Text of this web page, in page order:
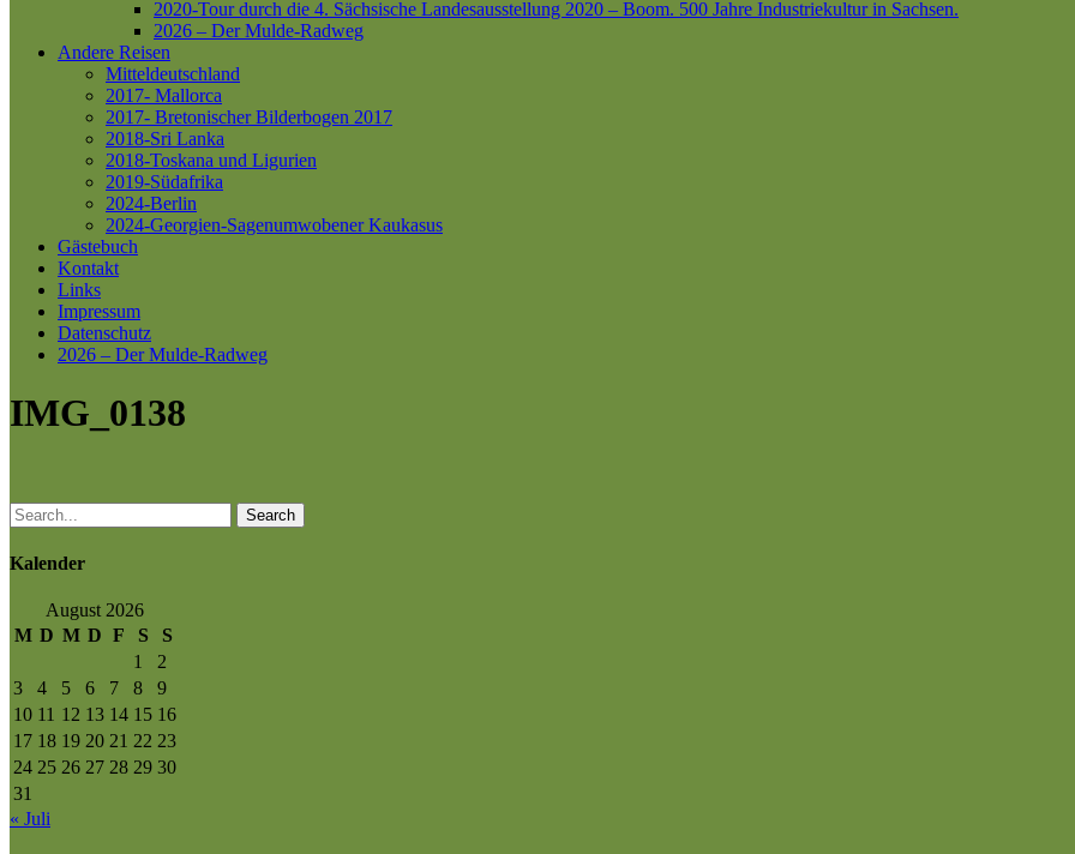
2020-Tour durch die 4. Sächsische Landesausstellung 2020 – Boom. 500 Jahre Industriekultur in Sachsen.
2026 – Der Mulde-Radweg
Andere Reisen
Mitteldeutschland
2017- Mallorca
2017- Bretonischer Bilderbogen 2017
2018-Sri Lanka
2018-Toskana und Ligurien
2019-Südafrika
2024-Berlin
2024-Georgien-Sagenumwobener Kaukasus
Gästebuch
Kontakt
Links
Impressum
Datenschutz
2026 – Der Mulde-Radweg
IMG_0138
Search
Kalender
August 2026
M D M D F S
S
1
2
3
4 5 6 7 8
9
10 11 12 13 14 15 16
17 18 19 20 21 22 23
24 25 26 27 28 29 30
31
« Juli